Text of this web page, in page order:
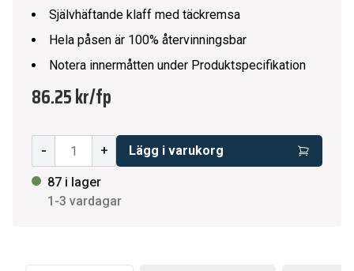
Självhäftande klaff med täckremsa
Hela påsen är 100% återvinningsbar
Notera innermåtten under Produktspecifikation
86.25 kr/fp
- + Lägg i varukorg
87 i lager
1-3 vardagar